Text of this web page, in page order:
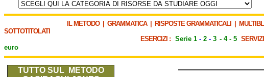
IL METODO| GRAMMATICA| RISPOSTE GRAMMATICALI
SOTTOTITOLATI
ESERCIZI : Serie 1 - 2 - 3 - 4- 5
euro
TUTTO SUL METODO